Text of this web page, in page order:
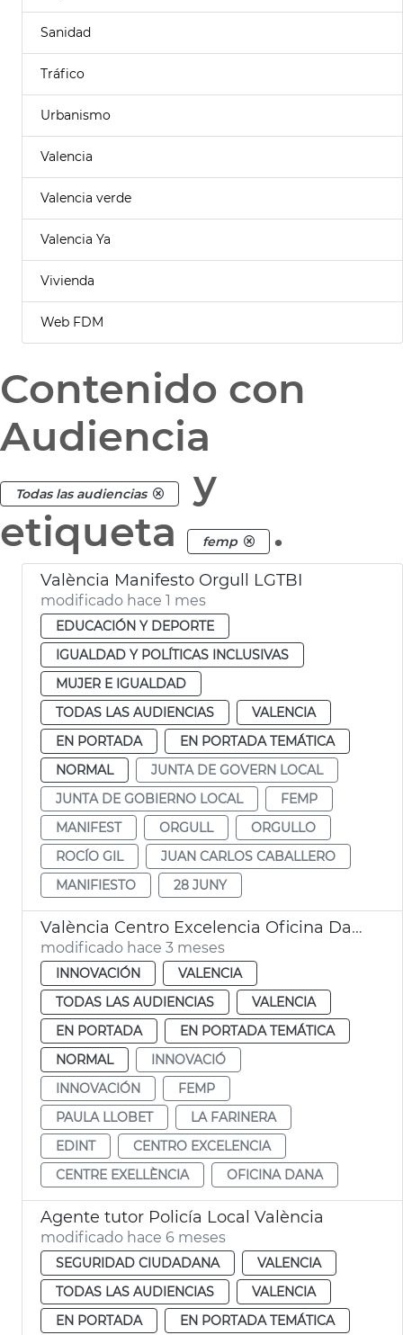
Sanidad
Tráfico
Urbanismo
Valencia
Valencia verde
Valencia Ya
Vivienda
Web FDM
Contenido con
Audiencia
Todas las audiencias
y
etiqueta
femp .
València Manifesto Orgull LGTBI
modificado hace 1 mes
EDUCACIÓN Y DEPORTE
IGUALDAD Y POLÍTICAS INCLUSIVAS
MUJER E IGUALDAD
TODAS LAS AUDIENCIAS
VALENCIA
EN PORTADA
EN PORTADA TEMÁTICA
NORMAL
JUNTA DE GOVERN LOCAL
JUNTA DE GOBIERNO LOCAL
FEMP
MANIFEST
ORGULL
ORGULLO
ROCÍO GIL
JUAN CARLOS CABALLERO
MANIFIESTO
28 JUNY
València Centro Excelencia Oficina Dato EDINT
modificado hace 3 meses
INNOVACIÓN
VALENCIA
TODAS LAS AUDIENCIAS
VALENCIA
EN PORTADA
EN PORTADA TEMÁTICA
NORMAL
INNOVACIÓ
INNOVACIÓN
FEMP
PAULA LLOBET
LA FARINERA
EDINT
CENTRO EXCELENCIA
CENTRE EXELLÈNCIA
OFICINA DANA
Agente tutor Policía Local València
modificado hace 6 meses
SEGURIDAD CIUDADANA
VALENCIA
TODAS LAS AUDIENCIAS
VALENCIA
EN PORTADA
EN PORTADA TEMÁTICA